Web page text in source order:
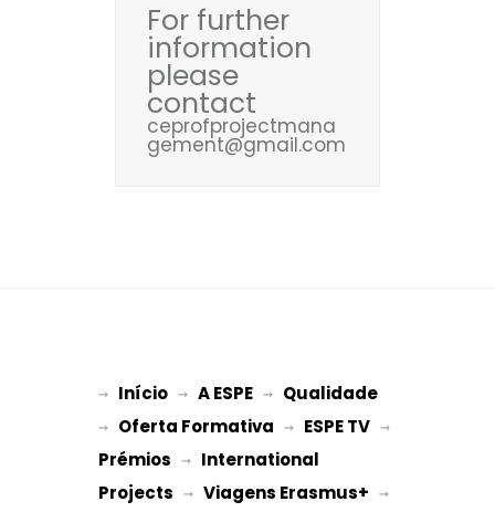
For further
information
please
contact
ceprofprojectmana
gement@gmail.com
→ Início → A ESPE → Qualidade
→ Oferta Formativa → ESPE TV
Prémios → International
Projects → Viagens Erasmus+